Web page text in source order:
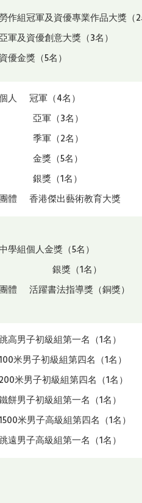
作組冠軍及資優專業作品大獎（
軍及資優創意大獎（3名）
優金獎（5名）
人 冠軍（4名）
亞軍（3名）
季軍（2名）
金獎（5名）
銀獎（1名）
體 香港傑出藝術教育大獎
學組個人金獎（5名）
銀獎（1名）
體 活躍書法指導獎（銅獎）
高男子初級組第一名（1名）
米男子初級組第四名（1名）
200米男子初級組第四名（1名）
餅男子初級組第一名（1名）
米男子高級組第四名（1名）
遠男子高級組第一名（1名）